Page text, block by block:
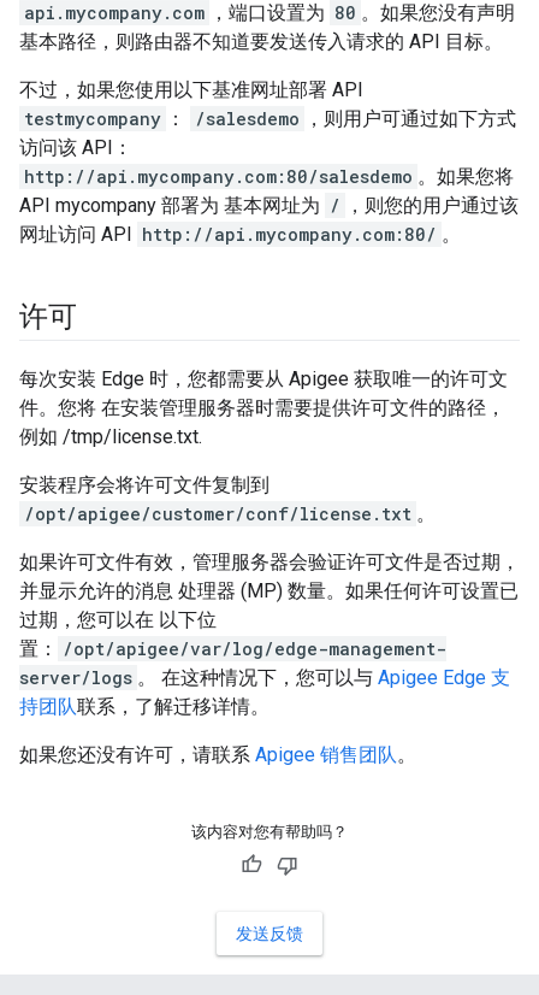
api.mycompany.com ，端口设置为 80 。如果您没有声明
基本路径，则路由器不知道要发送传入请求的 API 目标。
不过，如果您使用以下基准网址部署 API
testmycompany ： /salesdemo
，则用户可通过如下方式
访问该 API：
http://api.mycompany.com:80/salesdemo 。如果您将
API mycompany 部署为 基本网址为 /
，则您的用户通过该
网址访问 API http://api.mycompany.com:80/ 。
许可
每次安装 Edge 时，您都需要从 Apigee 获取唯一的许可文
件。您将 在安装管理服务器时需要提供许可文件的路径，
例如 /tmp/license.txt.
安装程序会将许可文件复制到
/opt/apigee/customer/conf/license.txt 。
如果许可文件有效，管理服务器会验证许可文件是否过期，
并显示允许的消息 处理器 (MP) 数量。如果任何许可设置已
过期，您可以在 以下位
置：
/opt/apigee/var/log/edge-management-
server/logs 。 在这种情况下，您可以与 Apigee Edge 支
持团队联系，了解迁移详情。
如果您还没有许可，请联系 Apigee 销售团队。
该内容对您有帮助吗？
发送反馈